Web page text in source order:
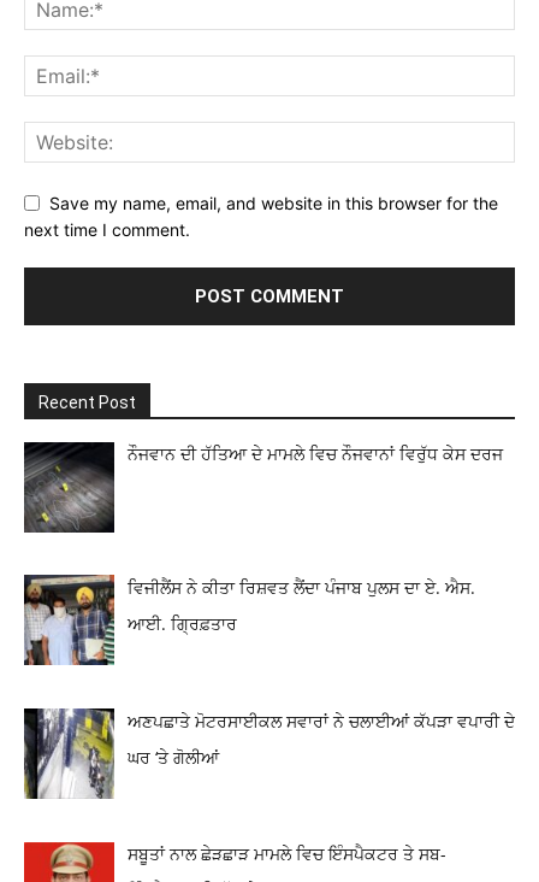
Save my name, email, and website in this browser for the
next time I comment.
Recent Post
ਨੌਜਵਾਨ ਦੀ ਹੱਤਿਆ ਦੇ ਮਾਮਲੇ ਵਿਚ ਨੌਜਵਾਨਾਂ ਵਿਰੁੱਧ ਕੇਸ ਦਰਜ
ਵਿਜੀਲੈਂਸ ਨੇ ਕੀਤਾ ਰਿਸ਼ਵਤ ਲੈਂਦਾ ਪੰਜਾਬ ਪੁਲਸ ਦਾ ਏ. ਐਸ.
ਆਈ. ਗ੍ਰਿਫ਼ਤਾਰ
ਅਣਪਛਾਤੇ ਮੋਟਰਸਾਈਕਲ ਸਵਾਰਾਂ ਨੇ ਚਲਾਈਆਂ ਕੱਪੜਾ ਵਪਾਰੀ ਦੇ
ਘਰ ‘ਤੇ ਗੋਲੀਆਂ
ਸਬੂਤਾਂ ਨਾਲ ਛੇੜਛਾੜ ਮਾਮਲੇ ਵਿਚ ਇੰਸਪੈਕਟਰ ਤੇ ਸਬ-